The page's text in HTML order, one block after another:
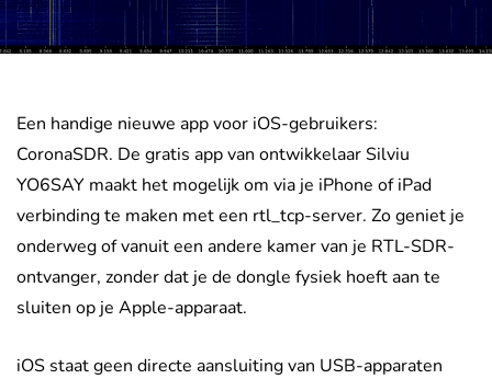
Een handige nieuwe app voor iOS-gebruikers:
CoronaSDR. De gratis app van ontwikkelaar Silviu
YO6SAY maakt het mogelijk om via je iPhone of iPad
verbinding te maken met een rtl_tcp-server. Zo geniet je
onderweg of vanuit een andere kamer van je RTL-SDR-
ontvanger, zonder dat je de dongle fysiek hoeft aan te
sluiten op je Apple-apparaat.
iOS staat geen directe aansluiting van USB-apparaten